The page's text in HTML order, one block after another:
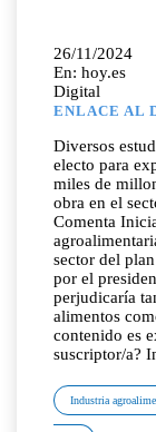
26/11/2024
En: hoy.es
Digital
ENLACE AL
Diversos
electo para
miles de
obra en el
Comenta
sector del
por el
perjudicaría
alimentos
contenido es
suscriptor/a?
Industria